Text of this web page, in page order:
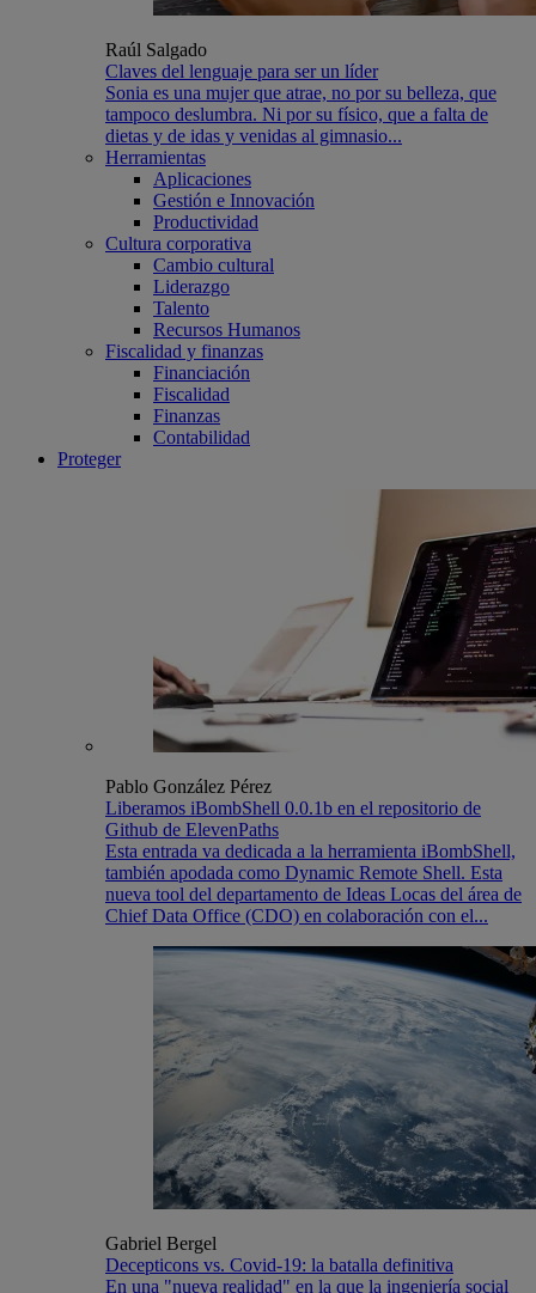
Raúl Salgado
Claves del lenguaje para ser un líder
Sonia es una mujer que atrae, no por su belleza, que
tampoco deslumbra. Ni por su físico, que a falta de
dietas y de idas y venidas al gimnasio...
Herramientas
Aplicaciones
Gestión e Innovación
Productividad
Cultura corporativa
Cambio cultural
Liderazgo
Talento
Recursos Humanos
Fiscalidad y finanzas
Financiación
Fiscalidad
Finanzas
Contabilidad
Proteger
Pablo González Pérez
Liberamos iBombShell 0.0.1b en el repositorio de
Github de ElevenPaths
Esta entrada va dedicada a la herramienta iBombShell,
también apodada como Dynamic Remote Shell. Esta
nueva tool del departamento de Ideas Locas del área de
Chief Data Office (CDO) en colaboración con el...
Gabriel Bergel
Decepticons vs. Covid-19: la batalla definitiva
En una "nueva realidad" en la que la ingeniería social